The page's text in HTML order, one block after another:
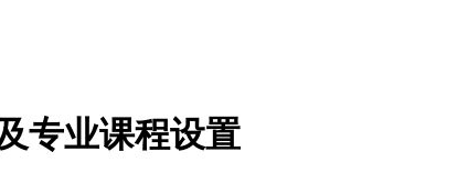
专业课程设置